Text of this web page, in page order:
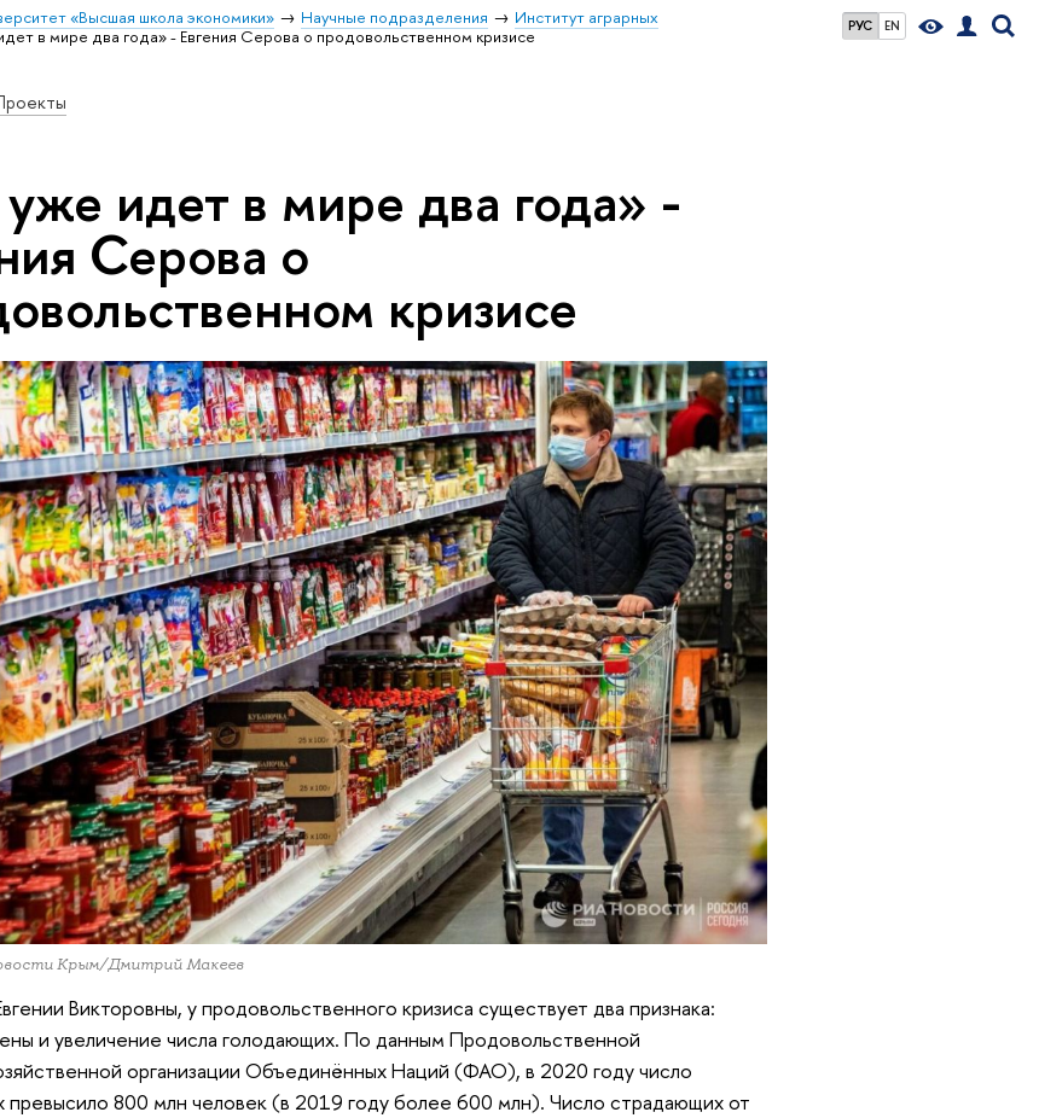
РУС EN
«Высшая школа экономики» Научные подразделения
Институт аграрных
в мире два года» - Евгения Серова о продовольственном кризисе
идет в мире два года» -
Серова о
кризисе
Крым/Дмитрий Макеев
Викторовны, у продовольственного кризиса существует два признака:
и увеличение числа голодающих. По данным Продовольственной
организации Объединённых Наций (ФАО), в 2020 году число
превысило 800 млн человек (в 2019 году более 600 млн). Число страдающих от